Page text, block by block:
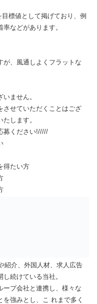
標値として掲げており、例
などがあります。
が、風通しよくフラットな
ません。
させていただくことはござ
します。
募ください!/////
得たい方
紹介、外国人材、求人広告
続けている当社。
ープ会社と連携し、様々な
を強みとし、こ れまで多く